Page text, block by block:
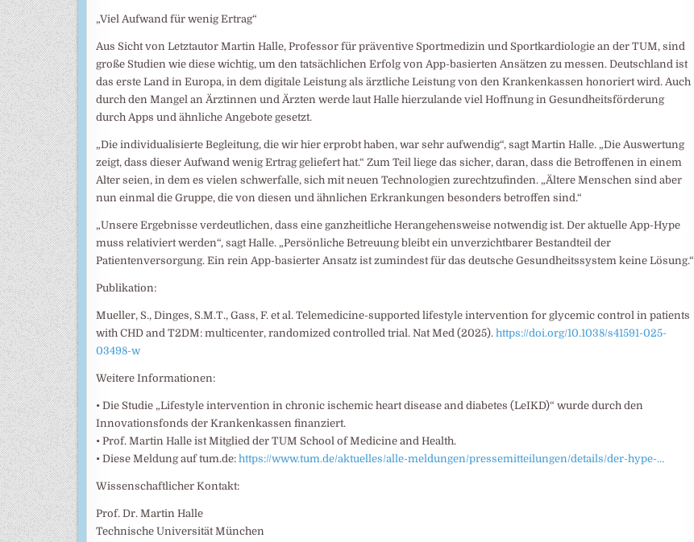
„Viel Aufwand für wenig Ertrag“
Aus Sicht von Letztautor Martin Halle, Professor für präventive Sportmedizin und Sportkardiologie an der TUM, sind
große Studien wie diese wichtig, um den tatsächlichen Erfolg von App-basierten Ansätzen zu messen. Deutschland ist
das erste Land in Europa, in dem digitale Leistung als ärztliche Leistung von den Krankenkassen honoriert wird. Auch
durch den Mangel an Ärztinnen und Ärzten werde laut Halle hierzulande viel Hoffnung in Gesundheitsförderung
durch Apps und ähnliche Angebote gesetzt.
„Die individualisierte Begleitung, die wir hier erprobt haben, war sehr aufwendig“, sagt Martin Halle. „Die Auswertung
zeigt, dass dieser Aufwand wenig Ertrag geliefert hat.“ Zum Teil liege das sicher, daran, dass die Betroffenen in einem
Alter seien, in dem es vielen schwerfalle, sich mit neuen Technologien zurechtzufinden. „Ältere Menschen sind aber
nun einmal die Gruppe, die von diesen und ähnlichen Erkrankungen besonders betroffen sind.“
„Unsere Ergebnisse verdeutlichen, dass eine ganzheitliche Herangehensweise notwendig ist. Der aktuelle App-Hype
muss relativiert werden“, sagt Halle. „Persönliche Betreuung bleibt ein unverzichtbarer Bestandteil der
Patientenversorgung. Ein rein App-basierter Ansatz ist zumindest für das deutsche Gesundheitssystem keine Lösung.“
Publikation:
Mueller, S., Dinges, S.M.T., Gass, F. et al. Telemedicine-supported lifestyle intervention for glycemic control in patients
with CHD and T2DM: multicenter, randomized controlled trial. Nat Med (2025). https://doi.org/10.1038/s41591-025-
03498-w
Weitere Informationen:
• Die Studie „Lifestyle intervention in chronic ischemic heart disease and diabetes (LeIKD)“ wurde durch den
Innovationsfonds der Krankenkassen finanziert.
• Prof. Martin Halle ist Mitglied der TUM School of Medicine and Health.
• Diese Meldung auf tum.de: https://www.tum.de/aktuelles/alle-meldungen/pressemitteilungen/details/der-hype-…
Wissenschaftlicher Kontakt:
Prof. Dr. Martin Halle
Technische Universität München